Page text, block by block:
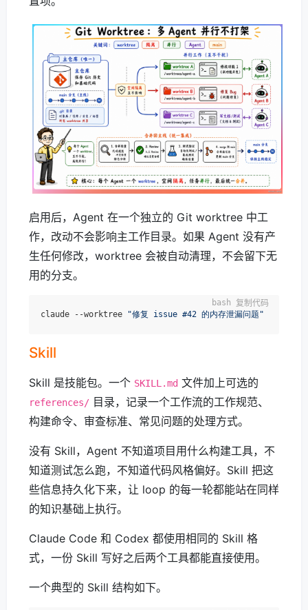
启用后，Agent 在一个独立的 Git worktree 中工
作，改动不会影响主工作目录。如果 Agent 没有产
生任何修改，worktree 会被自动清理，不会留下无
用的分支。
claude --worktree "修复 issue #42 的内存泄漏问题"
复制代码
Skill
Skill 是技能包。一个 SKILL.md 文件加上可选的
references/ 目录，记录一个工作流的工作规范、
构建命令、审查标准、常见问题的处理方式。
没有 Skill，Agent 不知道项目用什么构建工具，不
知道测试怎么跑，不知道代码风格偏好。Skill 把这
些信息持久化下来，让 loop 的每一轮都能站在同样
的知识基础上执行。
Claude Code 和 Codex 都使用相同的 Skill 格
式，一份 Skill 写好之后两个工具都能直接使用。
一个典型的 Skill 结构如下。